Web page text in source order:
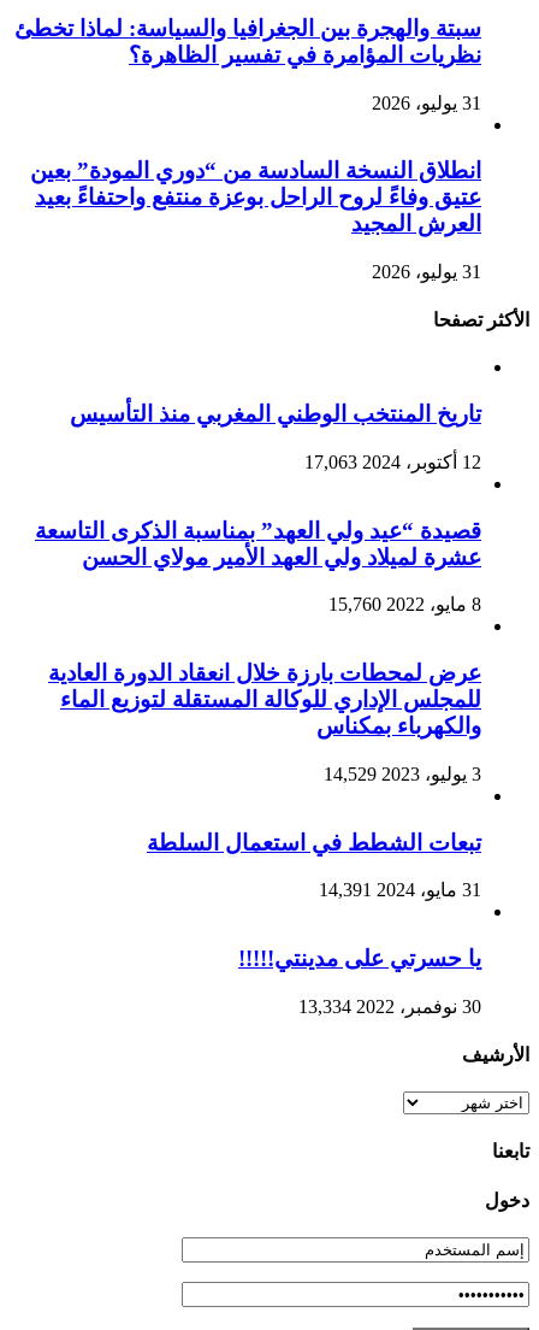
سبتة والهجرة بين الجغرافيا والسياسة: لماذا تخطئ
نظريات المؤامرة في تفسير الظاهرة؟
31 يوليو، 2026
انطلاق النسخة السادسة من “دوري المودة” بعين
عتيق وفاءً لروح الراحل بوعزة منتفع واحتفاءً بعيد
العرش المجيد
31 يوليو، 2026
الأكثر تصفحا
تاريخ المنتخب الوطني المغربي منذ التأسيس
12 أكتوبر، 2024 17,063
قصيدة “عيد ولي العهد” بمناسبة الذكرى التاسعة
عشرة لميلاد ولي العهد الأمير مولاي الحسن
8 مايو، 2022 15,760
عرض لمحطات بارزة خلال انعقاد الدورة العادية
للمجلس الإداري للوكالة المستقلة لتوزيع الماء
والكهرباء بمكناس
3 يوليو، 2023 14,529
تبعات الشطط في استعمال السلطة
31 مايو، 2024 14,391
يا حسرتي على مدينتي!!!!!
30 نوفمبر، 2022 13,334
الأرشيف
الأرشيف
تابعنا
دخول